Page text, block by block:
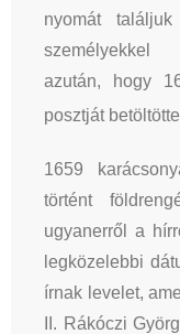
nyomát
személyekkel
azután, hogy
posztját
1659
történt
ugyanerről a
legközelebbi
írnak levelet,
II. Rákóczi